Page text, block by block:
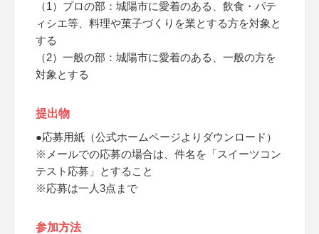
（1）プロの部：城陽市に愛着のある、飲食・パテ
ィシエ等、料理や菓子づくりを業とする方を対象と
する
（2）一般の部：城陽市に愛着のある、一般の方を
対象とする
提出物
●応募用紙（公式ホームページよりダウンロード）
※メールでの応募の場合は、件名を「スイーツコン
テスト応募」とすること
※応募は一人3点まで
参加方法